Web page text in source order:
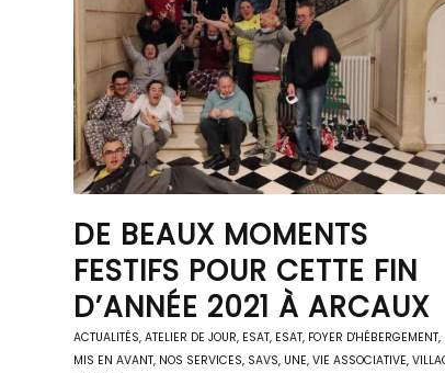
DE BEAUX MOMENTS
FESTIFS POUR CETTE FIN
D’ANNÉE 2021 À ARCAUX
ACTUALITÉS, ATELIER DE JOUR, ESAT, ESAT, FOYER D'HÉBERGEMENT,
MIS EN AVANT, NOS SERVICES, SAVS, UNE, VIE ASSOCIATIVE,